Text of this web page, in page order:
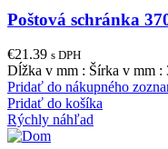
Poštová schránka
€21.39 s DPH
Dĺžka v mm : Šírka v mm :
Pridať do nákupného
Pridať do košíka
Rýchly náhľad